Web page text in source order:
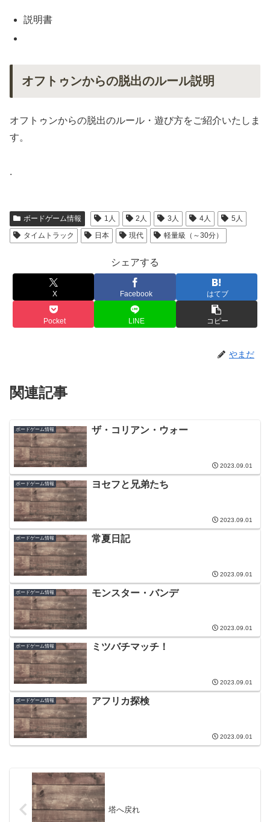
説明書
オフトゥンからの脱出のルール説明
オフトゥンからの脱出のルール・遊び方をご紹介いたしま
す。
.
ボードゲーム情報 1人 2人 3人 4人
5人
タイムトラック
日本 現代 軽量級（～30分）
シェアする
X Facebook はてブ
Pocket LINE コピー
やまだ
関連記事
ボードゲーム情報 ザ・コリアン・ウォー
2023.09.01
ボードゲーム情報 ヨセフと兄弟たち
2023.09.01
ボードゲーム情報 常夏日記
2023.09.01
ボードゲーム情報 モンスター・バンデ
2023.09.01
ボードゲーム情報 ミツバチマッチ！
2023.09.01
ボードゲーム情報 アフリカ探検
2023.09.01
塔へ戻れ